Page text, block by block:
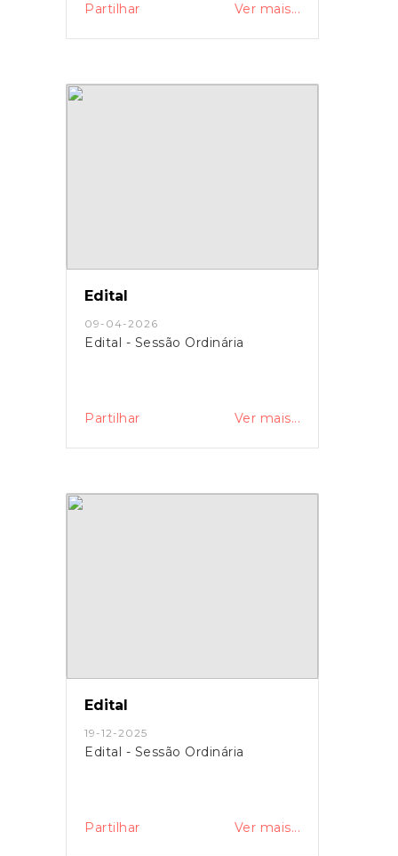
Partilhar Ver mais...
Edital
09-04-2026
Edital - Sessão Ordinária
Partilhar Ver mais...
Edital
19-12-2025
Edital - Sessão Ordinária
Partilhar Ver mais...